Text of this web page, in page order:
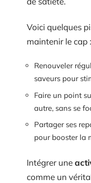
Voici quelques
maintenir le cap :
Renouveler
saveurs pour
Faire un point
autre, sans se
Partager ses
pour booster la
Intégrer une
comme un